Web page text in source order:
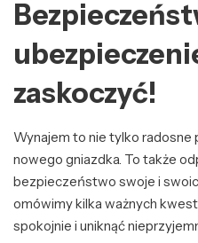
zaskoczyć!
Wynajem to nie tylko
nowego gniazdka. To także
bezpieczeństwo swoje i
omówimy kilka ważnych
spokojnie i uniknąć